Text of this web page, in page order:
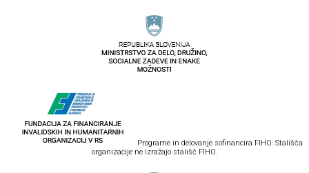
Programe in delovanje sofinancira FIHO. Stališča
organizacije ne izražajo stališč FIHO.